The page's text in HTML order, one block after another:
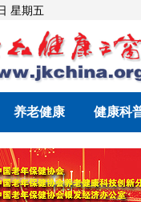
星期五
养老健康 健康科